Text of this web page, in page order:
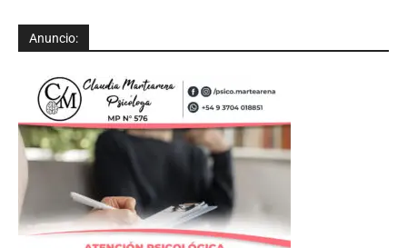
Anuncio: